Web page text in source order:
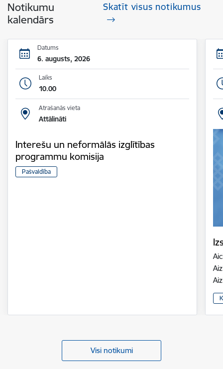
Notikumu
kalendārs
Skatīt visus notikumus
Datums
6. augusts, 2026
Laiks
10.00
Atrašanās vieta
Attālināti
Interešu un neformālās izglītības
programmu komisija
Pašvaldība
Visi notikumi